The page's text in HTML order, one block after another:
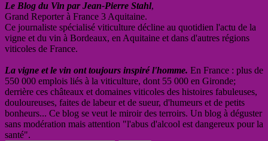
Le Blog du Vin par Jean-Pierre Stahl,
Grand Reporter à France 3 Aquitaine.
Ce journaliste spécialisé viticulture décline au quotidien l'actu de la
vigne et du vin à Bordeaux, en Aquitaine et dans d'autres régions
viticoles de France.
La vigne et le vin ont toujours inspiré l'homme. En France : plus de
550 000 emplois liés à la viticulture, dont 55 000 en Gironde;
derrière ces châteaux et domaines viticoles des histoires fabuleuses,
douloureuses, faites de labeur et de sueur, d'humeurs et de petits
bonheurs... Ce blog se veut le miroir des terroirs. Un blog à déguster
sans modération mais attention "l'abus d'alcool est dangereux pour la
santé".